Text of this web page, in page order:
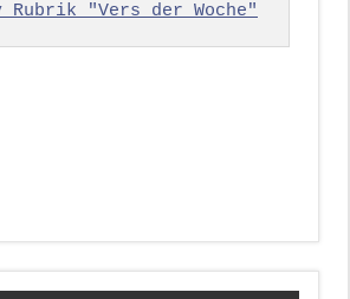
Rubrik "Vers der Woche"